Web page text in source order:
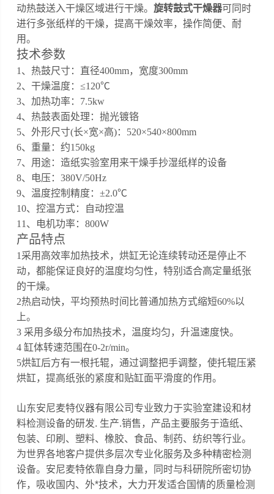
动热鼓送入干燥区域进行干燥。旋转鼓式干燥器可同时
进行多张纸样的干燥，提高干燥效率，操作简便、耐
用。
技术参数
1、热鼓尺寸：直径400mm，宽度300mm
2、干燥温度：≤120℃
3、加热功率： 7.5kw
4、 热鼓表面处理：抛光镀铬
5、外形尺寸(长×宽×高)： 520×540×800mm
6、重量：约150kg
7、用途：造纸实验室用来干燥手抄湿纸样的设备
8、 电压：380V/50Hz
9、 温度控制精度：±2.0℃
10、控温方式：自动控温
11、 电机功率：800W
产品特点
1采用高效率加热技术，烘缸无论连续转动还是停止不
动，都能保证良好的温度均匀性，特别适合高定量纸张
的干燥。
2热启动快，平均预热时间比普通加热方式缩短60%以
上。
3 采用多级分布加热技术，温度均匀，升温速度快。
4 缸体转速范围在0-2r/min。
5烘缸后方有一根托辊，通过调整把手调整，使托辊压紧
烘缸，提高纸张的紧度和贴缸面平滑度的作用。
山东安尼麦特仪器有限公司专业致力于实验室建设和材
料检测设备的研发. 生产.销售，产品主要服务于造纸、
包装、印刷、塑料、橡胶、食品、制药、纺织等行业。
为世界各地客户提供多层次专业化服务及多种精密检测
设备。安尼麦特依靠自身力量，同时与科研院所密切协
作，吸收国内、外*技术，大力开发适合国情的质量检测